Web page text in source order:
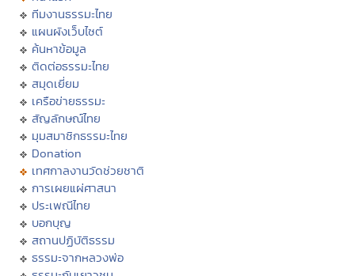
ทีมงานธรรมะไทย
แผนผังเว็บไซต์
ค้นหาข้อมูล
ติดต่อธรรมะไทย
สมุดเยี่ยม
เครือข่ายธรรมะ
สัญลักษณ์ไทย
มุมสมาชิกธรรมะไทย
Donation
เทศกาลงานวัดช่วยชาติ
การเผยแผ่ศาสนา
ประเพณีไทย
บอกบุญ
สถานปฏิบัติธรรม
ธรรมะจากหลวงพ่อ